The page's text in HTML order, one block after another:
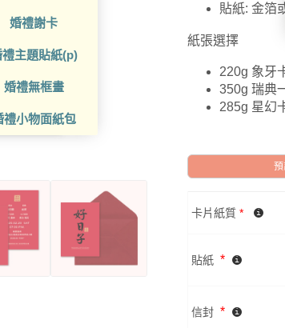
婚禮謝卡
禮主題貼紙(p)
婚禮無框畫
禮小物面紙包
貼紙: 金箔
紙張選擇
220g 象牙
350g 瑞典
285g 星幻
卡片紙質 *
貼紙 *
信封 *